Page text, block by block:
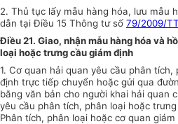
2. Thủ tục lấy mẫu hàng hóa, lưu mẫu
dẫn tại Điều 15 Thông tư số 79/2009/
Điều 21. Giao, nhận mẫu hàng hóa và
loại hoặc trưng cầu giám định
1. Cơ quan hải quan yêu cầu phân
định trực tiếp chuyển hoặc gửi qua
bằng văn bản cho người khai hải quan
yêu cầu phân tích, phân loại hoặc
Phân tích, phân loại hoặc cơ quan giám